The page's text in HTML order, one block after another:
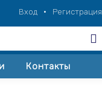
Вход • Регистрация
Контакты